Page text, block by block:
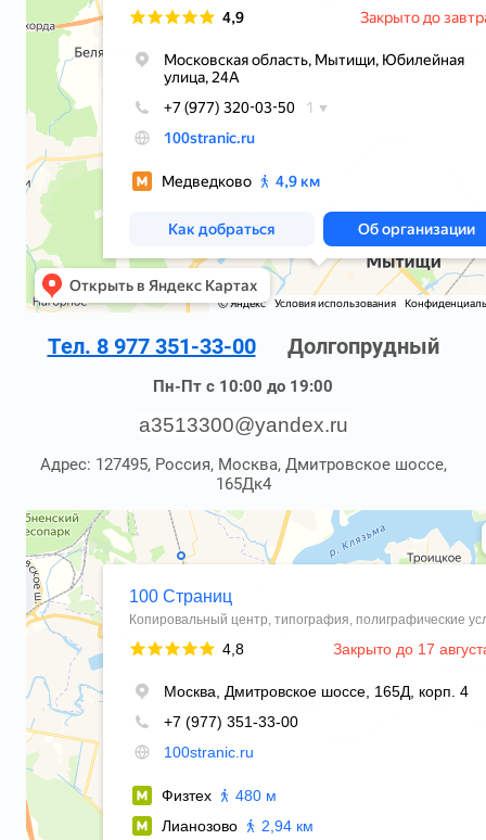
Тел. 8 977 351-33-00 Долгопрудный
Пн-Пт с 10:00 до 19:00
a3513300@yandex.ru
Адрес: 127495, Россия, Москва, Дмитровское шоссе,
165Дк4